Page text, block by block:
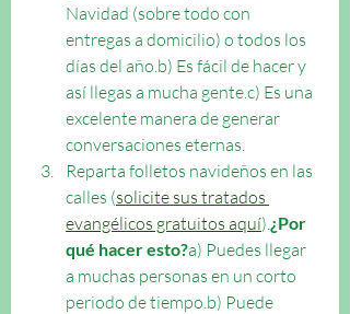
Navidad (sobre todo con
entregas a domicilio) o todos los
días del año.b) Es fácil de hacer y
así llegas a mucha gente.c) Es una
excelente manera de generar
conversaciones eternas.
Reparta folletos navideños en las
calles (solicite sus tratados
evangélicos gratuitos aquí). ¿Por
qué hacer esto?a) Puedes llegar
a muchas personas en un corto
periodo de tiempo.b) Puede